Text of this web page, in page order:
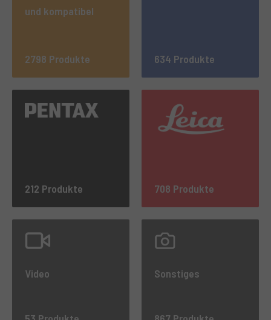
und kompatibel
2798 Produkte 634 Produkte
212 Produkte 708 Produkte
Video Sonstiges